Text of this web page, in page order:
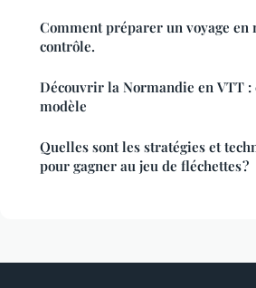
Comment préparer un voyage en
contrôle.
Découvrir la Normandie en VTT :
modèle
Quelles sont les stratégies et
pour gagner au jeu de fléchettes ?